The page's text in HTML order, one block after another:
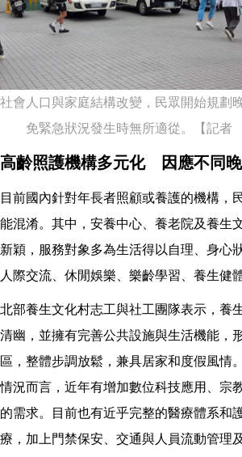
社會人口與家庭結構改變，民眾開始規劃
免緊急狀況發生時無所適從。【記者
高齡照護機構多元化 因應不同
目前國內針對年長者照顧或養護的機構，
能混淆。其中，安養中心、養老院及養生
新穎，服務對象多為生活得以自理、身心
人際交流、休閒娛樂、樂齡學習、養生健
北部養生文化村志工與社工團隊表示，養
清幽，並擁有完善公共設施與生活機能，
區，整體步調放鬆，兼具居家和度假風情
情況而言，近年有增加數位科技應用、宗
的需求。目前也有近乎完整的醫療體系和
療，加上門禁保安、交通與人員流動管理